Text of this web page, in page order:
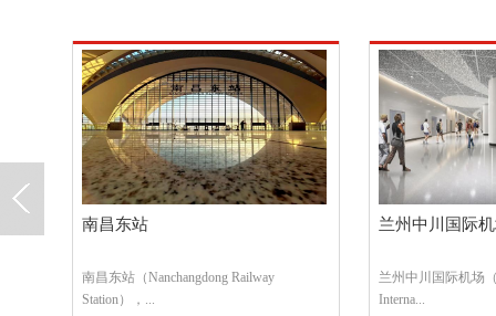
兰州中川国际机场
兰州中川国际机场（Lanzhou Zhongchuan
Interna...
天河机场T2航
天河机场T2改造项
式进场，但机场方